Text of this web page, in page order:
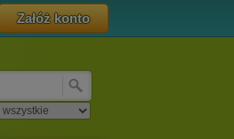
Załóż konto